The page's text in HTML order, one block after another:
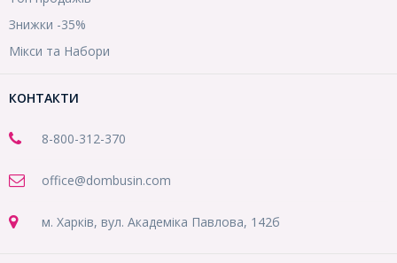
Знижки -35%
Мікси та Набори
КОНТАКТИ
8-800-312-370
office@dombusin.com
м. Харків, вул. Академіка Павлова, 142б